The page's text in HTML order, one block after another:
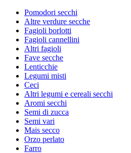
Pomodori secchi
Altre verdure secche
Fagioli borlotti
Fagioli cannellini
Altri fagioli
Fave secche
Lenticchie
Legumi misti
Ceci
Altri legumi e cereali secchi
Aromi secchi
Semi di zucca
Semi vari
Mais secco
Orzo perlato
Farro